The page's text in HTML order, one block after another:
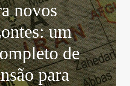
novos
um
de
para